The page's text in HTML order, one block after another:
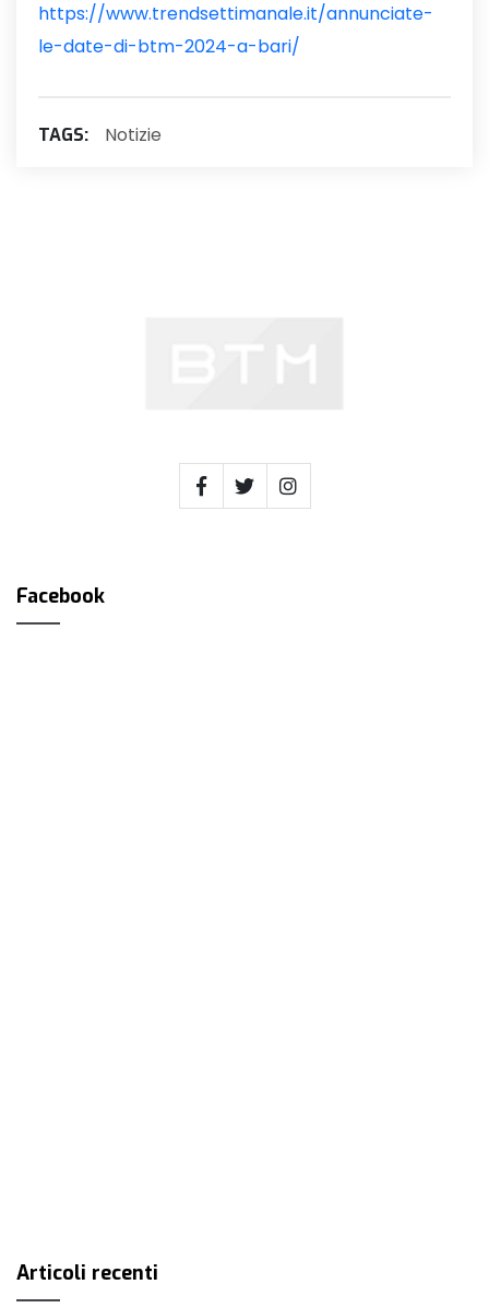
https://www.trendsettimanale.it/annunciate-
le-date-di-btm-2024-a-bari/
TAGS: Notizie
Facebook
Articoli recenti